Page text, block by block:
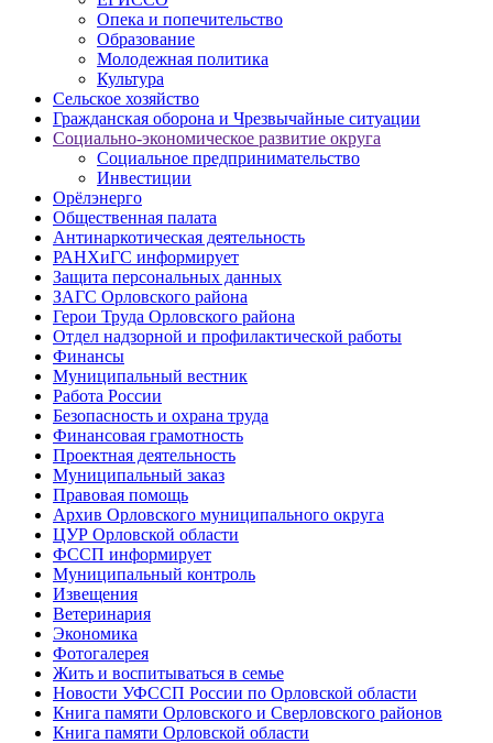
Опека и попечительство
Образование
Молодежная политика
Культура
Сельское хозяйство
Гражданская оборона и Чрезвычайные ситуации
Социально-экономическое развитие округа
Социальное предпринимательство
Инвестиции
Орёлэнерго
Общественная палата
Антинаркотическая деятельность
РАНХиГС информирует
Защита персональных данных
ЗАГС Орловского района
Герои Труда Орловского района
Отдел надзорной и профилактической работы
Финансы
Муниципальный вестник
Работа России
Безопасность и охрана труда
Финансовая грамотность
Проектная деятельность
Муниципальный заказ
Правовая помощь
Архив Орловского муниципального округа
ЦУР Орловской области
ФССП информирует
Муниципальный контроль
Извещения
Ветеринария
Экономика
Фотогалерея
Жить и воспитываться в семье
Новости УФССП России по Орловской области
Книга памяти Орловского и Сверловского районов
Книга памяти Орловской области